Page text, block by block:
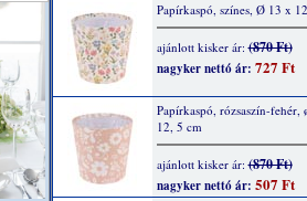
Papírkaspó, színes, Ø 13 x
ajánlott kisker ár:(870 Ft)
nagyker nettó ár: 727 Ft
Papírkaspó, rózsaszín-fehér,
12, 5 cm
ajánlott kisker ár:(870 Ft)
nagyker nettó ár: 507 Ft